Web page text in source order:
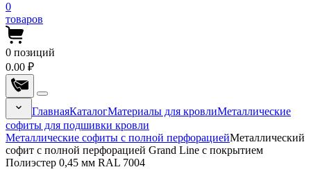
0
товаров
0 позиций
0.00 ₽
ГлавнаяКаталогМатериалы для кровлиМеталлические
софиты для подшивки кровли
Металлические софиты с полной перфорациейМеталлический
софит с полной перфорацией Grand Line с покрытием
Полиэстер 0,45 мм RAL 7004